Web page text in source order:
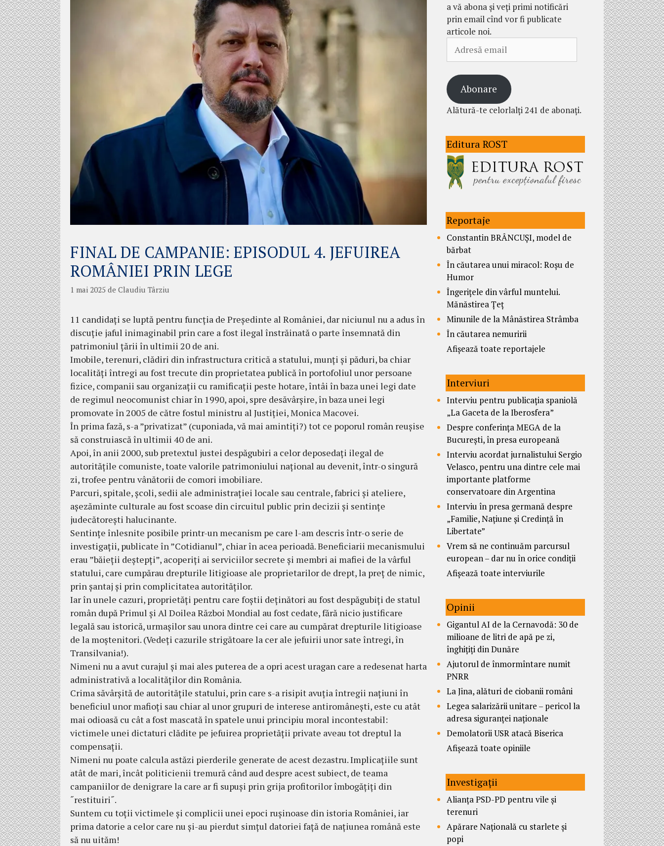
FINAL DE CAMPANIE: EPISODUL 4. JEFUIREA
ROMÂNIEI PRIN LEGE
1 mai 2025 de Claudiu Târziu
11 candidați se luptă pentru funcția de Președinte al României, dar niciunul nu a adus în
discuție jaful inimaginabil prin care a fost ilegal înstrăinată o parte însemnată din
patrimoniul țării în ultimii 20 de ani.
Imobile, terenuri, clădiri din infrastructura critică a statului, munți și păduri, ba chiar
localități întregi au fost trecute din proprietatea publică în portofoliul unor persoane
fizice, companii sau organizații cu ramificații peste hotare, întâi în baza unei legi date
de regimul neocomunist chiar în 1990, apoi, spre desăvârșire, în baza unei legi
promovate în 2005 de către fostul ministru al Justiției, Monica Macovei.
În prima fază, s-a ”privatizat” (cuponiada, vă mai amintiți?) tot ce poporul român reușise
să construiască în ultimii 40 de ani.
Apoi, în anii 2000, sub pretextul justei despăgubiri a celor deposedați ilegal de
autoritățile comuniste, toate valorile patrimoniului național au devenit, într-o singură
zi, trofee pentru vânătorii de comori imobiliare.
Parcuri, spitale, școli, sedii ale administrației locale sau centrale, fabrici și ateliere,
așezăminte culturale au fost scoase din circuitul public prin decizii și sentințe
judecătorești halucinante.
Sentințe înlesnite posibile printr-un mecanism pe care l-am descris într-o serie de
investigații, publicate în ”Cotidianul”, chiar în acea perioadă. Beneficiarii mecanismului
erau ”băieții deștepți”, acoperiți ai serviciilor secrete și membri ai mafiei de la vârful
statului, care cumpărau drepturile litigioase ale proprietarilor de drept, la preț de nimic,
prin șantaj și prin complicitatea autorităților.
Iar în unele cazuri, proprietăți pentru care foștii deținători au fost despăgubiți de statul
român după Primul și Al Doilea Război Mondial au fost cedate, fără nicio justificare
legală sau istorică, urmașilor sau unora dintre cei care au cumpărat drepturile litigioase
de la moștenitori. (Vedeți cazurile strigătoare la cer ale jefuirii unor sate întregi, în
Transilvania!).
Nimeni nu a avut curajul și mai ales puterea de a opri acest uragan care a redesenat harta
administrativă a localităților din România.
Crima săvârșită de autoritățile statului, prin care s-a risipit avuția întregii națiuni în
beneficiul unor mafioți sau chiar al unor grupuri de interese antiromânești, este cu atât
mai odioasă cu cât a fost mascată în spatele unui principiu moral incontestabil:
victimele unei dictaturi clădite pe jefuirea proprietății private aveau tot dreptul la
compensații.
Nimeni nu poate calcula astăzi pierderile generate de acest dezastru. Implicațiile sunt
atât de mari, încât politicienii tremură când aud despre acest subiect, de teama
campaniilor de denigrare la care ar fi supuși prin grija profitorilor îmbogățiți din
˝restituiri˝.
Suntem cu toții victimele și complicii unei epoci rușinoase din istoria României, iar
prima datorie a celor care nu și-au pierdut simțul datoriei față de națiunea română este
să nu uităm!
a vă abona și veți primi notificări
prin email cînd vor fi publicate
articole noi.
email
Abonare
Alătură-te celorlalți 241 de abonați.
Editura ROST
Reportaje
Constantin BRÂNCUȘI, model de
bărbat
În căutarea unui miracol: Roșu de
Humor
Îngerițele din vârful muntelui.
Mănăstirea Țeț
Minunile de la Mânăstirea Strâmba
În căutarea nemuririi
Afișează toate reportajele
Interviuri
Interviu pentru publicația spaniolă
„La Gaceta de la Iberosfera”
Despre conferința MEGA de la
București, în presa europeană
Interviu acordat jurnalistului Sergio
Velasco, pentru una dintre cele mai
importante platforme
conservatoare din Argentina
Interviu în presa germană despre
„Familie, Națiune și Credință în
Libertate”
Vrem să ne continuăm parcursul
european – dar nu în orice condiții
Afișează toate interviurile
Opinii
Gigantul AI de la Cernavodă: 30 de
milioane de litri de apă pe zi,
înghițiți din Dunăre
Ajutorul de înmormîntare numit
PNRR
La Jina, alături de ciobanii români
Legea salarizării unitare – pericol la
adresa siguranței naționale
Demolatorii USR atacă Biserica
Afișează toate opiniile
Investigații
Alianța PSD-PD pentru vile și
terenuri
Apărare Națională cu starlete și
popi